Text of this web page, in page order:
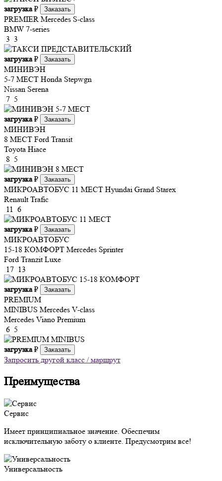
загрузка₽ Заказать
PREMIER Mercedes S-class
BMW 7-series
3 3
загрузка₽ Заказать
МИНИВЭН
5-7 МЕСТ Honda Stepwgn
Nissan Serena
7 5
загрузка₽ Заказать
МИНИВЭН
8 МЕСТ Ford Transit
Toyota Hiace
8 5
загрузка₽ Заказать
МИКРОАВТОБУС 11 МЕСТ Hyundai Grand Starex
Renault Trafic
11 6
загрузка₽ Заказать
МИКРОАВТОБУС
15-18 КОМФОРТ Mercedes Sprinter
Ford Tranzit Luxe
17 13
загрузка₽ Заказать
PREMIUM
MINIBUS Mercedes V-class
Mercedes Viano Premium
6 5
загрузка₽ Заказать
Запросить другой класс / маршрут
Преимущества
Сервис
Имеет принципиальное значение. Обеспечим
исключительную заботу о клиенте. Предусмотрим все!
Универсальность